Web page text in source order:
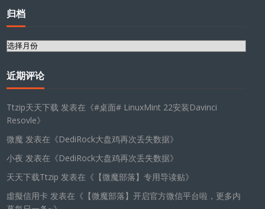
归档
归
近期评论
Ttzip天天下载 发表在《#桌面# LinuxMint 22安装Davinci
Resovle》
微魔 发表在《DediRock大盘鸡再次丢失数据》
小夜 发表在《DediRock大盘鸡再次丢失数据》
天天下载Ttzip 发表在《 【微魔部落】专用导读贴》
虛擬信用卡 发表在《 【微魔部落】开启官方微信平台啦，更多内